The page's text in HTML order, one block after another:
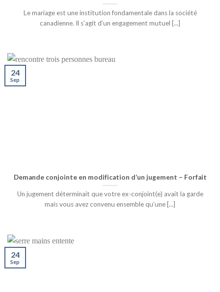
Le mariage est une institution fondamentale dans la société
canadienne. Il s’agit d’un engagement mutuel [...]
Demande conjointe en modification d’un jugement – Forfait
Un jugement déterminait que votre ex-conjoint(e) avait la garde
mais vous avez convenu ensemble qu’une [...]
24
Sep
24
Sep